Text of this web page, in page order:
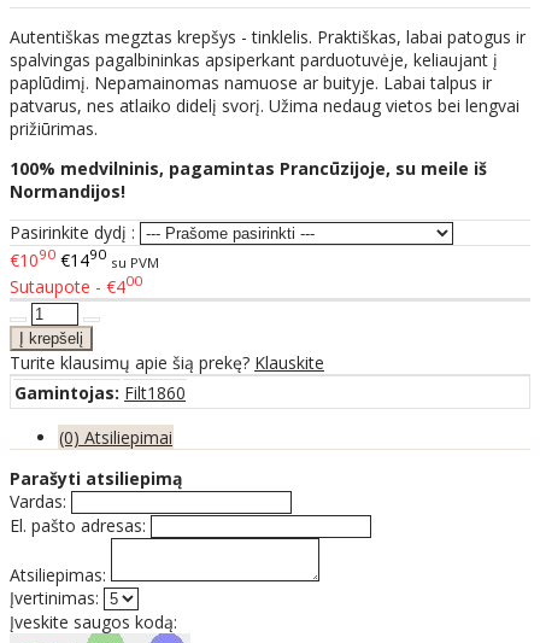
Autentiškas megztas krepšys - tinklelis. Praktiškas, labai patogus ir
spalvingas pagalbininkas apsiperkant parduotuvėje, keliaujant į
paplūdimį. Nepamainomas namuose ar buityje. Labai talpus ir
patvarus, nes atlaiko didelį svorį. Užima nedaug vietos bei lengvai
prižiūrimas.
100% medvilninis, pagamintas Prancūzijoje, su meile iš
Normandijos!
Pasirinkite dydį :
€1090 €1490 su PVM
Sutaupote - €400
Turite klausimų apie šią prekę? Klauskite
Gamintojas: Filt1860
(0) Atsiliepimai
Parašyti atsiliepimą
Vardas:
El. pašto adresas:
Atsiliepimas:
Įvertinimas:
Įveskite saugos kodą: